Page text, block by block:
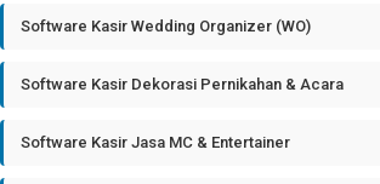
Software Kasir Wedding Organizer (WO)
Software Kasir Dekorasi Pernikahan & Acara
Software Kasir Jasa MC & Entertainer